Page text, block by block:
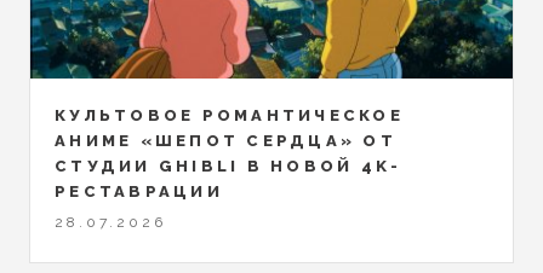
КУЛЬТОВОЕ РОМАНТИЧЕСКОЕ
АНИМЕ «ШЕПОТ СЕРДЦА» ОТ
СТУДИИ GHIBLI В НОВОЙ 4K-
РЕСТАВРАЦИИ
28.07.2026